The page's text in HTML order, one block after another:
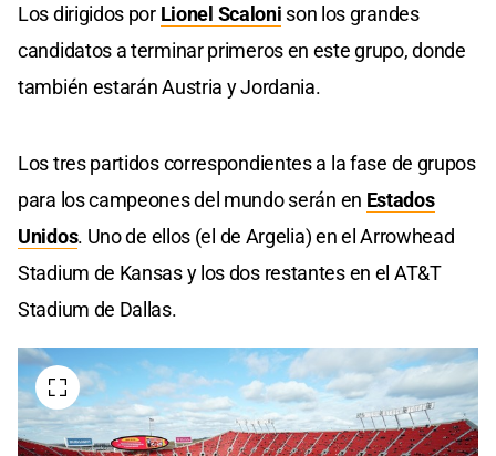
Los dirigidos por Lionel Scaloni son los grandes
candidatos a terminar primeros en este grupo, donde
también estarán Austria y Jordania.
Los tres partidos correspondientes a la fase de grupos
para los campeones del mundo serán en Estados
Unidos. Uno de ellos (el de Argelia) en el Arrowhead
Stadium de Kansas y los dos restantes en el AT&T
Stadium de Dallas.